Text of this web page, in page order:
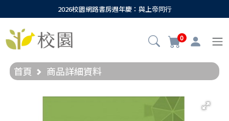
2026校園網路書房週年慶：與上帝同行
0
首頁 商品詳細資料